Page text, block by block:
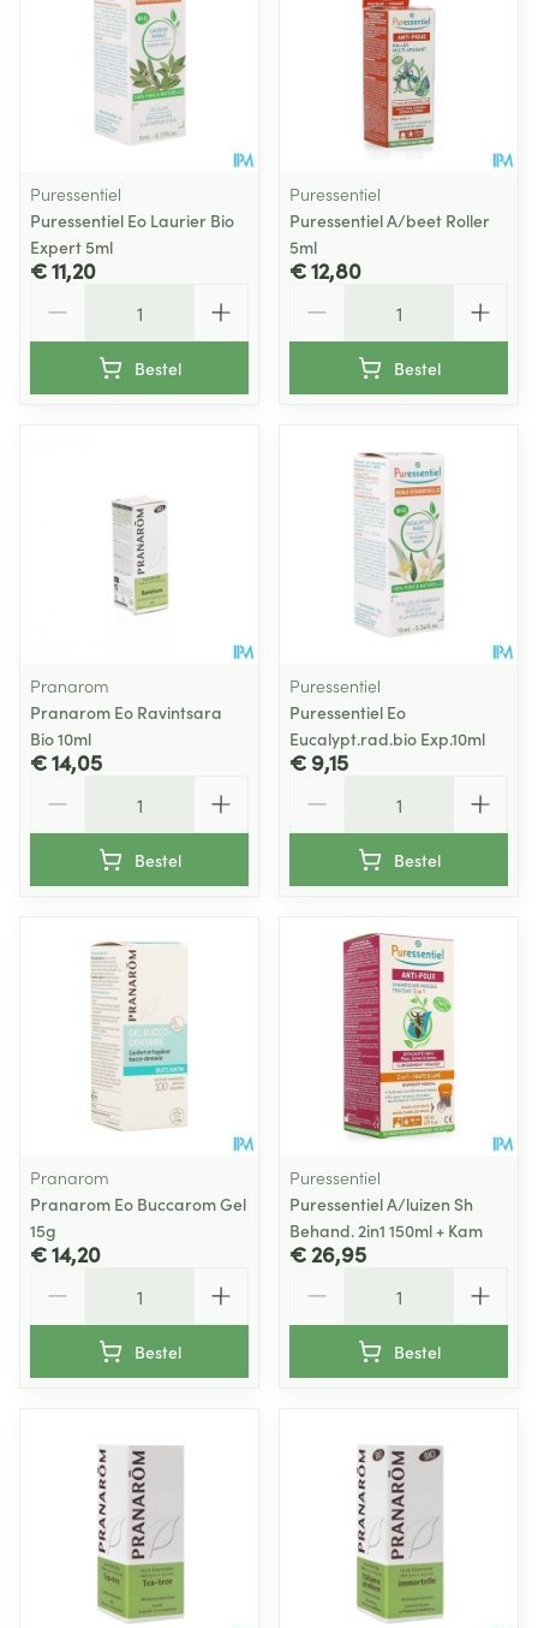
Puressentiel
Puressentiel Eo Laurier Bio
Expert 5ml
€ 11,20
Bestel
Puressentiel
Puressentiel A/beet Roller
5ml
€ 12,80
Bestel
Pranarom
Pranarom Eo Ravintsara
Bio 10ml
€ 14,05
Bestel
Puressentiel
Puressentiel Eo
Eucalypt.rad.bio Exp.10ml
€ 9,15
Bestel
Pranarom
Pranarom Eo Buccarom Gel
15g
€ 14,20
Bestel
Puressentiel
Puressentiel A/luizen Sh
Behand. 2in1 150ml + Kam
€ 26,95
Bestel